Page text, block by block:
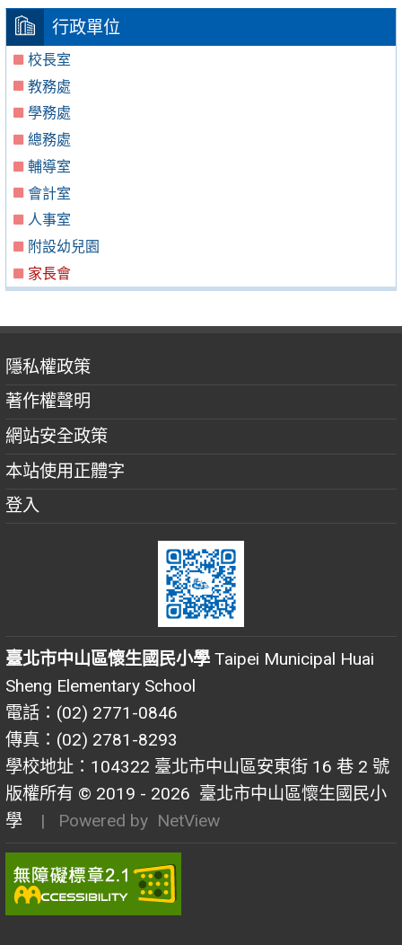
行政單位
校長室
教務處
學務處
總務處
輔導室
會計室
人事室
附設幼兒園
家長會
隱私權政策
著作權聲明
網站安全政策
本站使用正體字
登入
臺北市中山區懷生國民小學 Taipei Municipal Huai
Sheng Elementary School
電話：(02) 2771-0846
傳真：(02) 2781-8293
學校地址：104322 臺北市中山區安東街 16 巷 2 號
版權所有 © 2019 - 2026 臺北市中山區懷生國民小
學
| Powered by NetView